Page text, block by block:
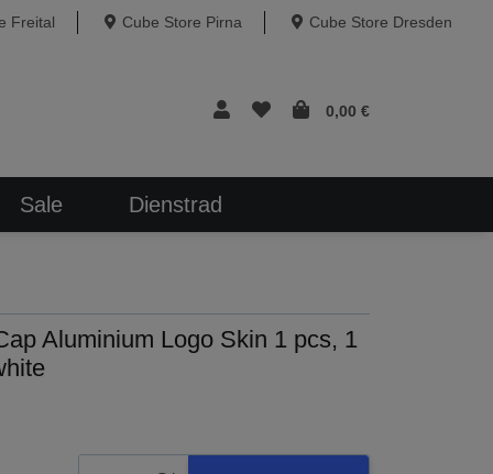
Freital Cube Store Pirna Cube Store Dresden
0,00 €
Sale Dienstrad
Aluminium Logo Skin 1 pcs, 1